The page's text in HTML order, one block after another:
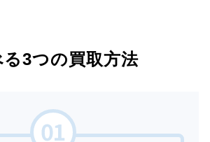
る3つの買取方法